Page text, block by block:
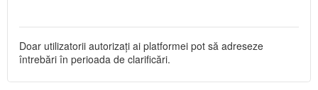
Doar utilizatorii autorizați ai platformei pot să adreseze
întrebări în perioada de clarificări.